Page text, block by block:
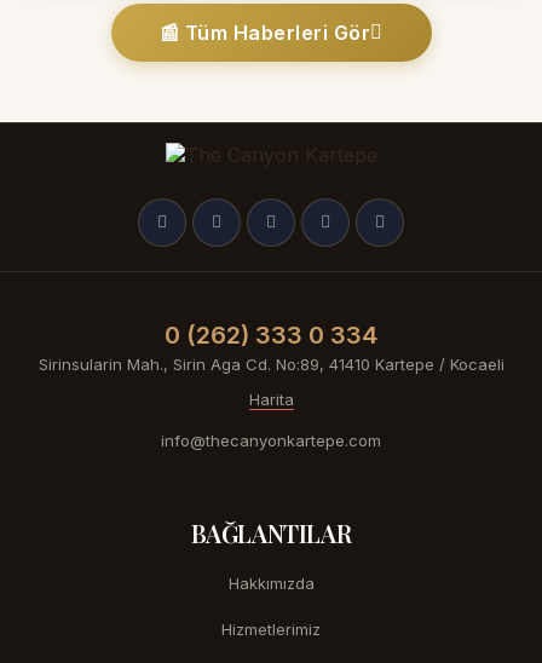
📰 Tüm Haberleri Gör
0 (262) 333 0 334
Sirinsularin Mah., Sirin Aga Cd. No:89, 41410 Kartepe / Kocaeli
Harita
info@thecanyonkartepe.com
BAĞLANTILAR
Hakkımızda
Hizmetlerimiz